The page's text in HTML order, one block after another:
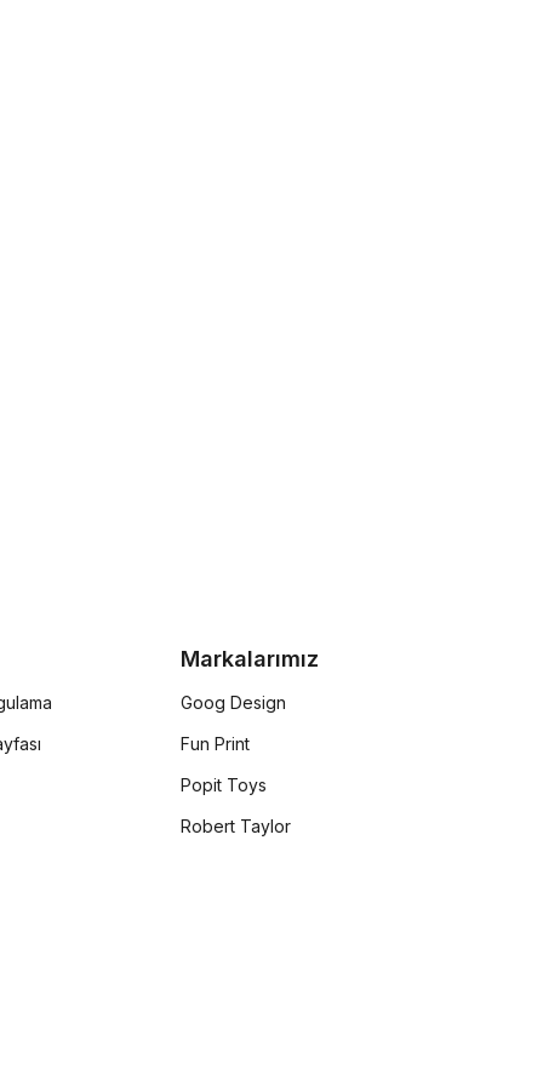
Markalarımız
Goog Design
Fun Print
Popit Toys
Robert Taylor